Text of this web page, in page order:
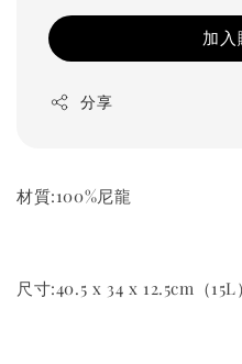
加入
分享
材質:100%尼龍
尺寸:40.5 x 34 x 12.5cm（15L）